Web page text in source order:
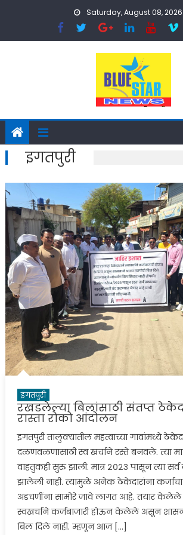
Saturday, August 08, 2026
इगतपुरी
इगतपुरी
रखडलेल्या बिलांसाठी संतप्त
रास्ता रोको आंदोलन
इगतपुरी तालुक्यातील महत्वाच्या गावांमध्ये
दळणवळणासाठी स्व खर्चाने रस्ते बनवले. त्या
वाहतुकही सुरु झाली. मात्र २०२३ पासून त्या
झालेली नाही. त्यामुळे अनेक ठेकेदारांना
अडचणींना सामोरे जावे लागत आहे. तयार केलेले
स्वखर्चाने कर्जबाजारी होऊन केलेले असून
बिल दिले नाही. म्हणून आज […]